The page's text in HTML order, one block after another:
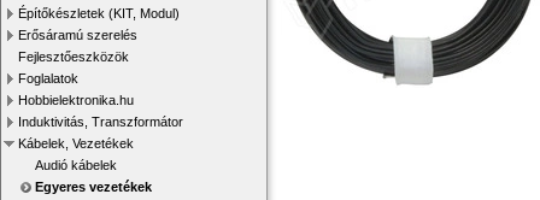
Építőkészletek (KIT, Modul)
Erősáramú szerelés
Fejlesztőeszközök
Foglalatok
Hobbielektronika.hu
Induktivitás, Transzformátor
Kábelek, Vezetékek
Audió kábelek
Egyeres vezetékek